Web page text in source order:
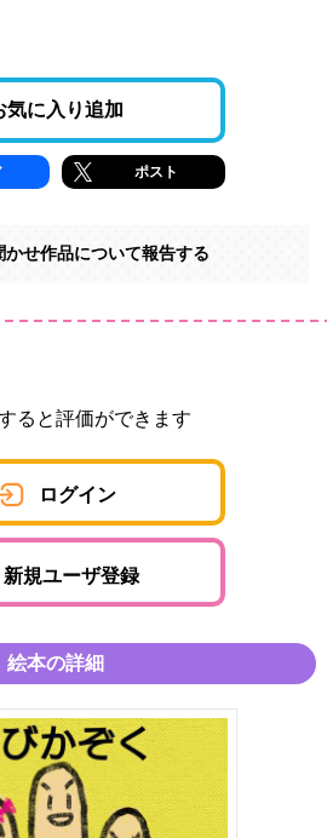
気に入り追加
ポスト
かせ作品について報告する
ると評価ができます
ログイン
新規ユーザ登録
絵本の詳細